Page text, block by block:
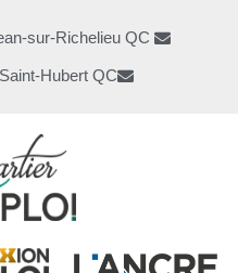
sur-Richelieu QC
Saint-Hubert QC